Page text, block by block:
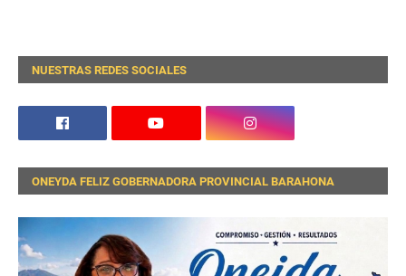
NUESTRAS REDES SOCIALES
ONEYDA FELIZ GOBERNADORA PROVINCIAL BARAHONA